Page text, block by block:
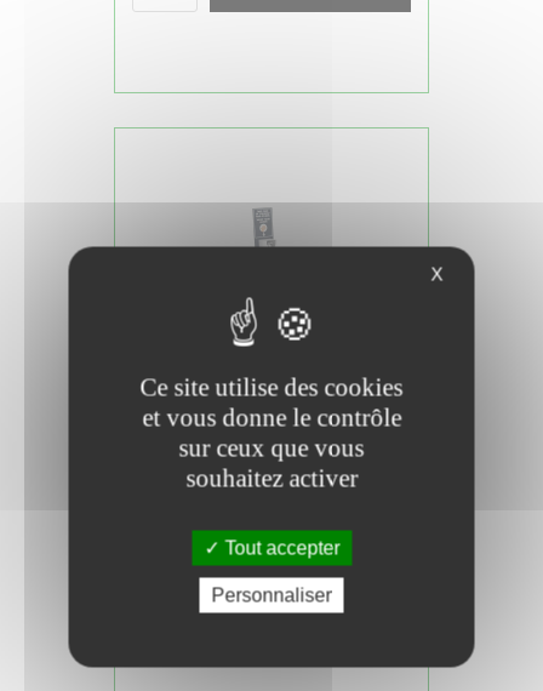
DISTRIBUTEUR DE GEL
30€ HT
Ajouter au panier
X
Ce site utilise des cookies
et vous donne le contrôle
sur ceux que vous
souhaitez activer
Tout accepter
Personnaliser